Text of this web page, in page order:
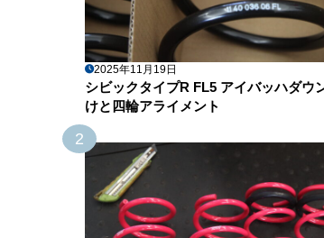
2025年11月19日
シビックタイプR FL5 アイバッハダウ
けと四輪アライメント
2